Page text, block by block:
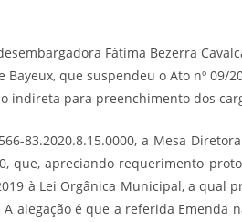
Fátima Bezerra
Bayeux, que suspendeu o Ato nº
indireta para preenchimento dos
83.2020.8.15.0000, a Mesa
que, apreciando requerimento
à Lei Orgânica Municipal, a qual
alegação é que a referida